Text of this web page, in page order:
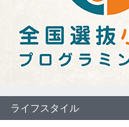
ライフスタイル